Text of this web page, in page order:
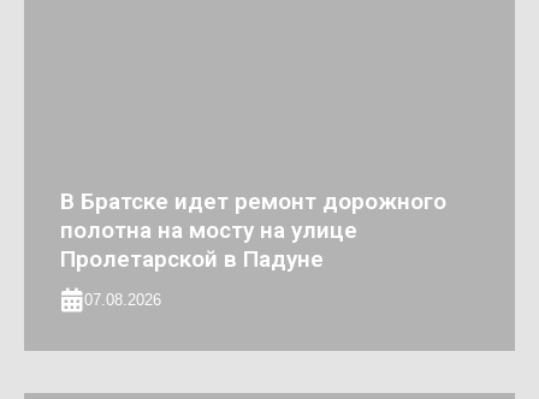
В Братске идет ремонт дорожного
полотна на мосту на улице
Пролетарской в Падуне
07.08.2026